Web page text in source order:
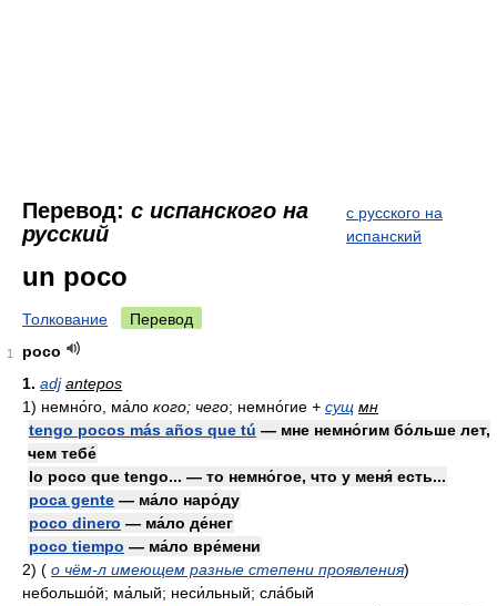
Перевод: с испанского на
русский
с русского на
испанский
un poco
Толкование Перевод
1
poco
1. adj antepos
1) немно́го, ма́ло кого; чего; немно́гие + сущ мн
tengo pocos más años que tú — мне немно́гим бо́льше лет,
чем тебе́
lo poco que tengo... — то немно́гое, что у меня́ есть...
poca gente — ма́ло наро́ду
poco dinero — ма́ло де́нег
poco tiempo — ма́ло вре́мени
2) ( о чём-л имеющем разные степени проявления)
небольшо́й; ма́лый; неси́льный; сла́бый